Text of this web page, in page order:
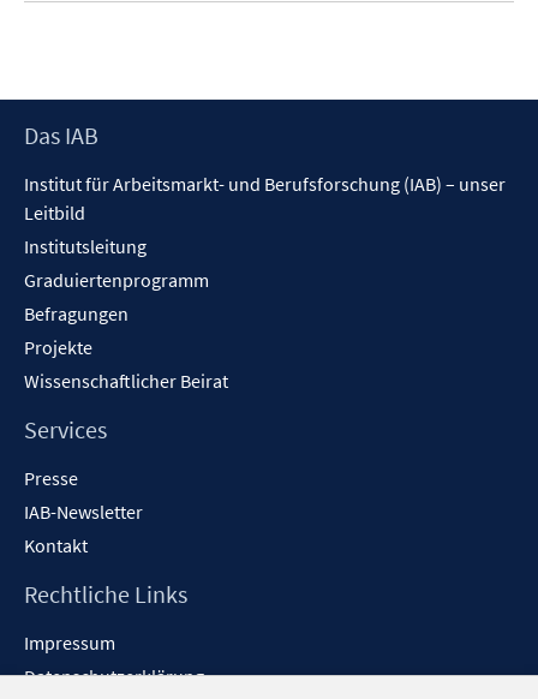
Footer
Das IAB
Institut für Arbeitsmarkt- und Berufsforschung (IAB) – unser
Leitbild
Institutsleitung
Graduiertenprogramm
Befragungen
Projekte
Wissenschaftlicher Beirat
Services
Presse
IAB-Newsletter
Kontakt
Rechtliche Links
Impressum
Datenschutzerklärung